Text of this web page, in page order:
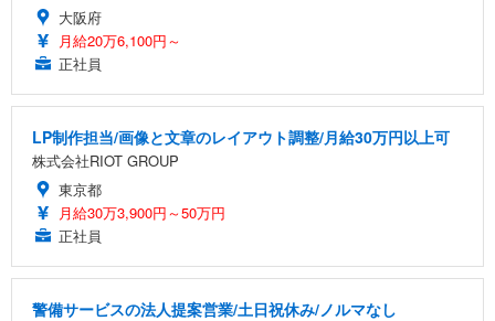
大阪府
月給20万6,100円～
正社員
LP制作担当/画像と文章のレイアウト調整/月給30万円以上可
株式会社RIOT GROUP
東京都
月給30万3,900円～50万円
正社員
警備サービスの法人提案営業/土日祝休み/ノルマなし